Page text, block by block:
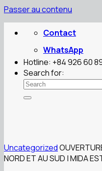
Passer au contenu
Contact
WhatsApp
Hotline: +84 926 60
Search for:
Uncategorized
NORD ET AU SUD | MIDA